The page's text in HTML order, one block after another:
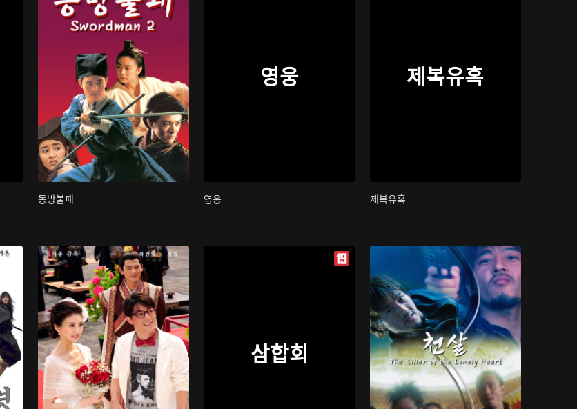
동방불패
영웅
영웅
제복유혹
제복유혹
삼합회